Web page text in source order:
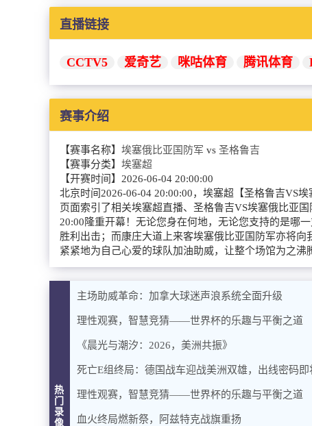
直播链接
CCTV5 爱奇艺 咪咕体育 腾讯体育
赛事介绍
【赛事名称】 埃塞俄比亚国防军 vs 圣格鲁吉
【赛事分类】 埃塞超
【开赛时间】 2026-06-04 20:00:00
北京时间2026-06-04 20:00:00，埃塞超【圣格鲁吉VS
页面索引了相关埃塞超直播、圣格鲁吉VS埃塞俄比亚
20:00隆重开幕！无论您身在何地，无论您支持的是哪
胜利出击；而康庄大道上来客埃塞俄比亚国防军亦将
紧紧地为自己心爱的球队加油助威，让整个场馆为之
热
门
录
像
主场助威革命：加拿大球迷声浪系统全面升级
理性观赛，智慧竞猜——世界杯的乐趣与平衡之道
《晨光与潮汐：2026，美洲共振》
死亡E组终局：德国战车迎战美洲双雄，出线密码即
理性观赛，智慧竞猜——世界杯的乐趣与平衡之道
血火终局燃新祭，阿兹特克战旗重扬